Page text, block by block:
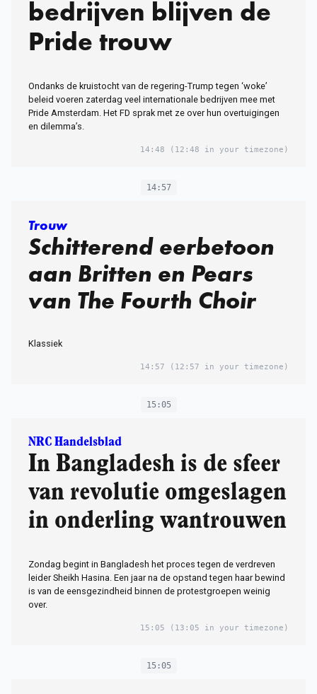
bedrijven blijven de
Pride trouw
Ondanks de kruistocht van de regering-Trump tegen ‘woke’
beleid voeren zaterdag veel internationale bedrijven mee met
Pride Amsterdam. Het FD sprak met ze over hun overtuigingen
en dilemma’s.
14:48 (12:48 in your timezone)
14:57
Trouw
Schitterend eerbetoon
aan Britten en Pears
van The Fourth Choir
Klassiek
14:57 (12:57 in your timezone)
15:05
NRC Handelsblad
In Bangladesh is de sfeer
van revolutie omgeslagen
in onderling wantrouwen
Zondag begint in Bangladesh het proces tegen de verdreven
leider Sheikh Hasina. Een jaar na de opstand tegen haar bewind
is van de eensgezindheid binnen de protestgroepen weinig
over.
15:05 (13:05 in your timezone)
15:05